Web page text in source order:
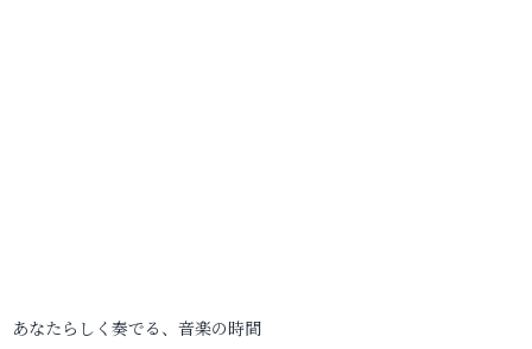
あなたらしく奏でる、音楽の時間